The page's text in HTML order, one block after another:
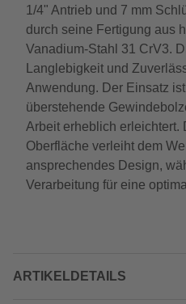
1/4" Antrieb und 7 mm
durch seine Fertigung aus
Vanadium-Stahl 31 CrV3.
Langlebigkeit und
Anwendung. Der Einsatz
überstehende
Arbeit erheblich erleichtert.
Oberfläche verleiht dem
ansprechendes Design,
Verarbeitung für eine
ARTIKELDETAILS